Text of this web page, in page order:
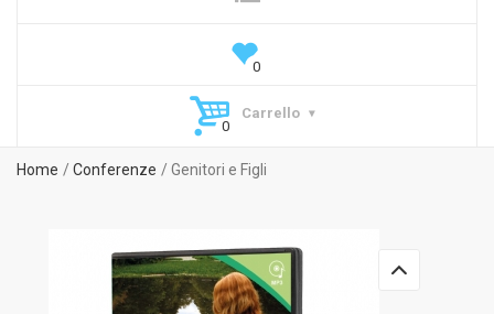
Carrello
Home Conferenze Genitori e Figli